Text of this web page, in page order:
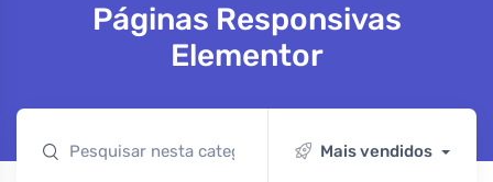
Páginas Responsivas
Elementor
Mais vendidos